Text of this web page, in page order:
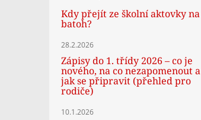
Kdy přejít ze školní aktovky na
batoh?
28.2.2026
Zápisy do 1. třídy 2026 – co je
nového, na co nezapomenout a
jak se připravit (přehled pro
rodiče)
10.1.2026